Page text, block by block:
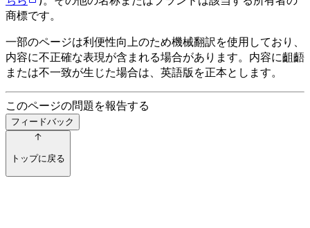
商標です。
一部のページは利便性向上のため機械翻訳を使用しており、
内容に不正確な表現が含まれる場合があります。内容に齟齬
または不一致が生じた場合は、英語版を正本とします。
このページの問題を報告する
フィードバック
トップに戻る